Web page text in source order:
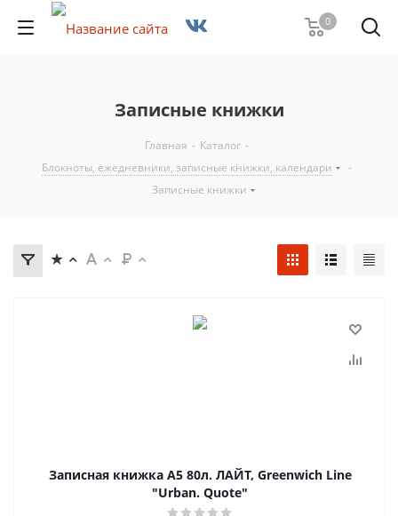
0
Записные книжки
Главная - Каталог -
Блокноты, ежедневники, записные книжки, календари
-
Записные книжки
Записная книжка А5 80л. ЛАЙТ, Greenwich Line
"Urban. Quote"